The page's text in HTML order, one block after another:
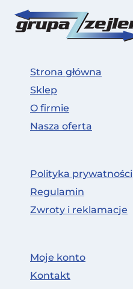
Strona główna
Sklep
O firmie
Nasza oferta
Polityka prywatności
Regulamin
Zwroty i reklamacje
Moje konto
Kontakt